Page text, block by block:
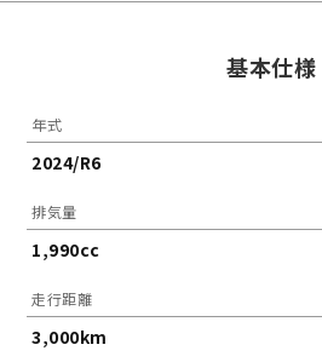
基本仕様
年式
2024/R6
排気量
1,990cc
走行距離
3,000km